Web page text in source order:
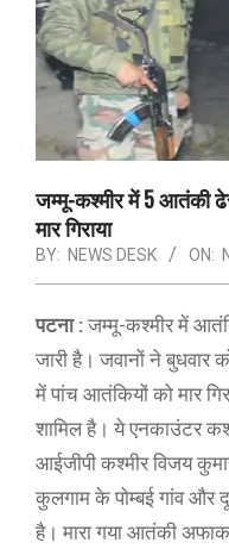
जम्मू-कश्मीर में 5 आतंकी
मार गिराया
BY: NEWS DESK ON:
पटना : जम्मू-कश्मीर में
जारी है। जवानों ने
में पांच आतंकियों को मार
शामिल है। ये एनकाउंटर
आईजीपी कश्मीर विजय
कुलगाम के पोम्बई गांव और
है। मारा गया आतंकी